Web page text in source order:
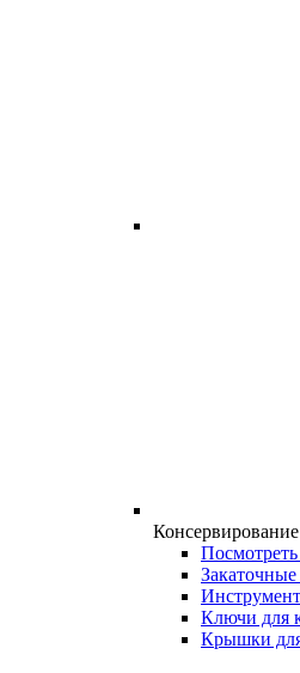
Консервирование
Ключи для
Крышки